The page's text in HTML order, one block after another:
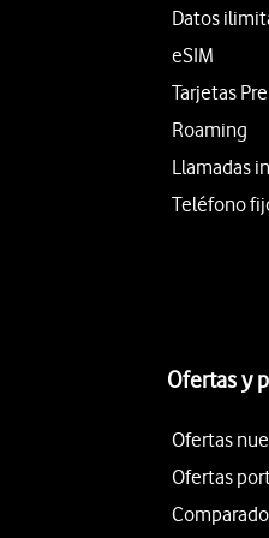
Datos
eSIM
Tarjetas
Roaming
Llamadas
Teléfono
Ofertas y
Ofertas
Ofertas